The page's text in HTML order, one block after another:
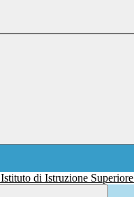
Istituto di Istruzione Superiore